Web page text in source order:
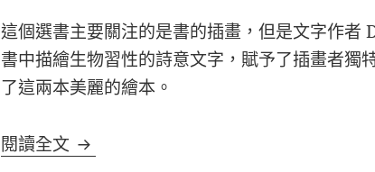
這個選書主要關注的是書的插畫，但是文字作者
書中描繪生物習性的詩意文字，賦予了插畫者獨
了這兩本美麗的繪本。
閱讀全文 語言學教授 Donna Jo Napoli 的兩本美